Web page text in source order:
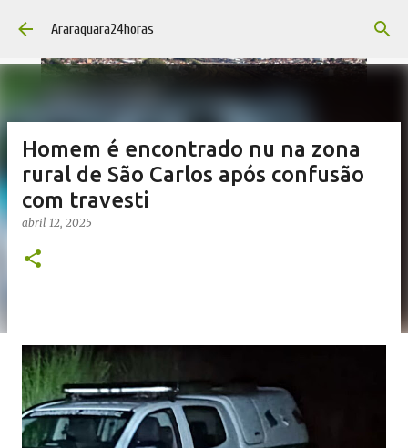
Pular para o conteúdo principal
Araraquara24horas
Homem é encontrado nu na zona
rural de São Carlos após confusão
com travesti
abril 12, 2025